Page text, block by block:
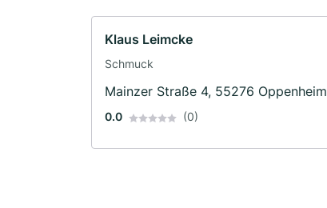
Klaus Leimcke
Schmuck
Mainzer Straße 4, 55276 Oppenheim
0.0 (0)